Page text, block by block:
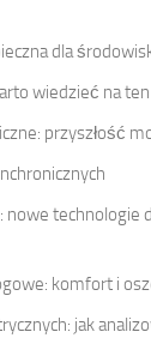
dla
wiedzieć na
przyszłość
nowe technologie
komfort i
jak